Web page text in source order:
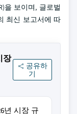
을 보이며, 글로벌
최신 보고서에 따
장
공유하
기
년 시장 규